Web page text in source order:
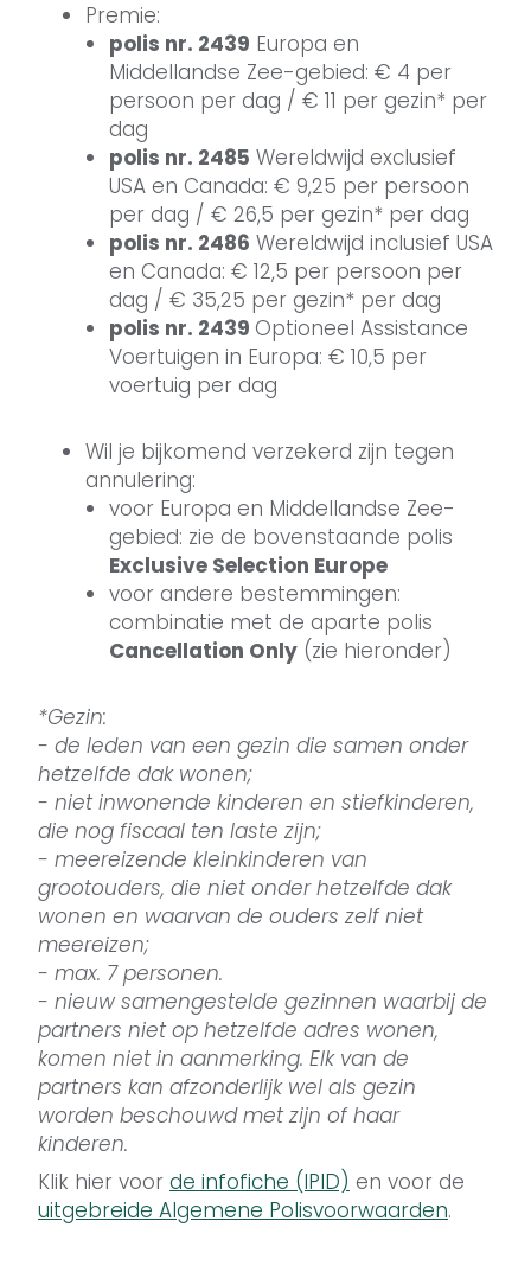
Premie:
polis nr. 2439 Europa en
Middellandse Zee-gebied: € 4 per
persoon per dag / € 11 per gezin* per
dag
polis nr. 2485 Wereldwijd exclusief
USA en Canada: € 9,25 per persoon
per dag / € 26,5 per gezin* per dag
polis nr. 2486 Wereldwijd inclusief USA
en Canada: € 12,5 per persoon per
dag / € 35,25 per gezin* per dag
polis nr. 2439 Optioneel Assistance
Voertuigen in Europa: € 10,5 per
voertuig per dag
Wil je bijkomend verzekerd zijn tegen
annulering:
voor Europa en Middellandse Zee-
gebied: zie de bovenstaande polis
Exclusive Selection Europe
voor andere bestemmingen:
combinatie met de aparte polis
Cancellation Only (zie hieronder)
*Gezin:
- de leden van een gezin die samen onder
hetzelfde dak wonen;
- niet inwonende kinderen en stiefkinderen,
die nog fiscaal ten laste zijn;
- meereizende kleinkinderen van
grootouders, die niet onder hetzelfde dak
wonen en waarvan de ouders zelf niet
meereizen;
- max. 7 personen.
- nieuw samengestelde gezinnen waarbij de
partners niet op hetzelfde adres wonen,
komen niet in aanmerking. Elk van de
partners kan afzonderlijk wel als gezin
worden beschouwd met zijn of haar
kinderen.
Klik hier voor de infofiche (IPID) en voor de
uitgebreide Algemene Polisvoorwaarden.